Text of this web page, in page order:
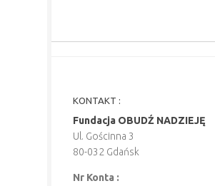
KONTAKT :
Fundacja OBUDŹ NADZIEJĘ
Ul. Gościnna 3
80-032 Gdańsk
Nr Konta :